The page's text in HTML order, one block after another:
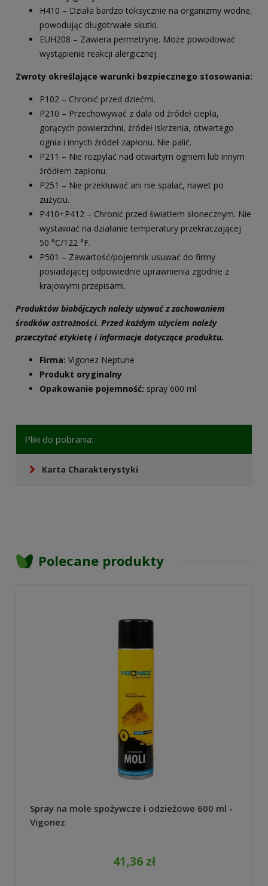
H410 – Działa bardzo toksycznie na organizmy wodne,
powodując długotrwałe skutki.
EUH208 – Zawiera permetrynę. Może powodować
wystąpienie reakcji alergicznej.
Zwroty określające warunki bezpiecznego stosowania:
P102 – Chronić przed dziećmi.
P210 – Przechowywać z dala od źródeł ciepła,
gorących powierzchni, źródeł iskrzenia, otwartego
ognia i innych źródeł zapłonu. Nie palić.
P211 – Nie rozpylać nad otwartym ogniem lub innym
źródłem zapłonu.
P251 – Nie przekłuwać ani nie spalać, nawet po
zużyciu.
P410+P412 – Chronić przed światłem słonecznym. Nie
wystawiać na działanie temperatury przekraczającej
50 °C/122 °F.
P501 – Zawartość/pojemnik usuwać do firmy
posiadającej odpowiednie uprawnienia zgodnie z
krajowymi przepisami.
Produktów biobójczych należy używać z zachowaniem
środków ostrożności. Przed każdym użyciem należy
przeczytać etykietę i informacje dotyczące produktu.
Firma: Vigonez Neptune
Produkt oryginalny
Opakowanie pojemność: spray 600 ml
Pliki do pobrania:
Karta Charakterystyki
Polecane produkty
Spray na mole spożywcze i odzieżowe 600 ml -
Vigonez
41,36 zł